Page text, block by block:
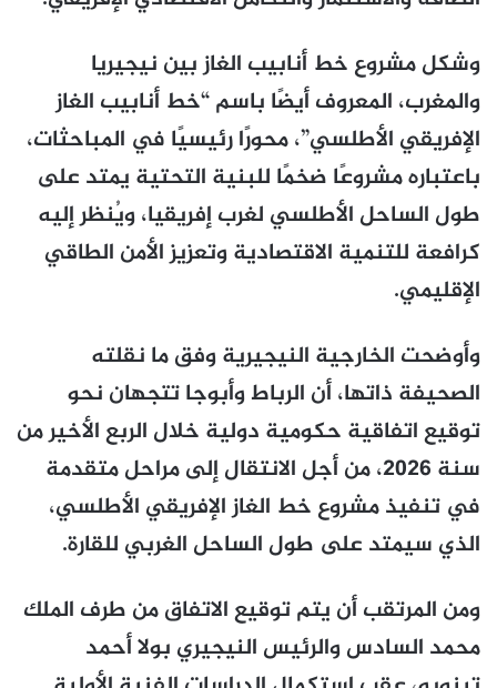
وشكل مشروع خط أنابيب الغاز بين نيجيريا
والمغرب، المعروف أيضًا باسم “خط أنابيب الغاز
الإفريقي الأطلسي”، محورًا رئيسيًا في المباحثات،
باعتباره مشروعًا ضخمًا للبنية التحتية يمتد على
طول الساحل الأطلسي لغرب إفريقيا، ويُنظر إليه
كرافعة للتنمية الاقتصادية وتعزيز الأمن الطاقي
الإقليمي.
وأوضحت الخارجية النيجيرية وفق ما نقلته
الصحيفة ذاتها، أن الرباط وأبوجا تتجهان نحو
توقيع اتفاقية حكومية دولية خلال الربع الأخير من
سنة 2026، من أجل الانتقال إلى مراحل متقدمة
في تنفيذ مشروع خط الغاز الإفريقي الأطلسي،
الذي سيمتد على طول الساحل الغربي للقارة.
ومن المرتقب أن يتم توقيع الاتفاق من طرف الملك
محمد السادس والرئيس النيجيري بولا أحمد